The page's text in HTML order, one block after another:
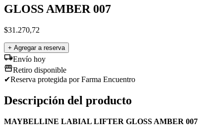
GLOSS AMBER 007
$31.270,72
+ Agregar a reserva
Envío hoy
Retiro disponible
✔Reserva protegida por Farma Encuentro
Descripción del producto
MAYBELLINE LABIAL LIFTER GLOSS AMBER 007